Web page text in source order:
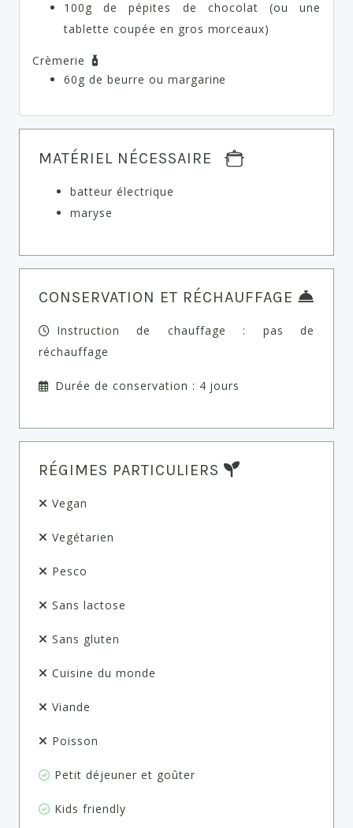
100g de pépites de chocolat (ou une
tablette coupée en gros morceaux)
Crèmerie
60g de beurre ou margarine
MATÉRIEL NÉCESSAIRE
batteur électrique
maryse
CONSERVATION ET RÉCHAUFFAGE
Instruction de chauffage : pas de
réchauffage
Durée de conservation : 4 jours
RÉGIMES PARTICULIERS
Vegan
Vegétarien
Pesco
Sans lactose
Sans gluten
Cuisine du monde
Viande
Poisson
Petit déjeuner et goûter
Kids friendly